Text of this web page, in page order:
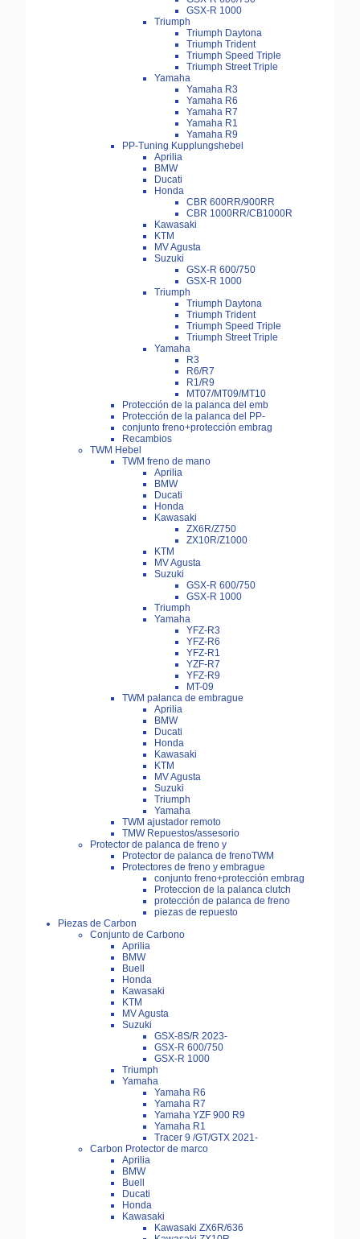
GSX-R 1000
Triumph
Triumph Daytona
Triumph Trident
Triumph Speed Triple
Triumph Street Triple
Yamaha
Yamaha R3
Yamaha R6
Yamaha R7
Yamaha R1
Yamaha R9
PP-Tuning Kupplungshebel
Aprilia
BMW
Ducati
Honda
CBR 600RR/900RR
CBR 1000RR/CB1000R
Kawasaki
KTM
MV Agusta
Suzuki
GSX-R 600/750
GSX-R 1000
Triumph
Triumph Daytona
Triumph Trident
Triumph Speed Triple
Triumph Street Triple
Yamaha
R3
R6/R7
R1/R9
MT07/MT09/MT10
Protección de la palanca del emb
Protección de la palanca del PP-
conjunto freno+protección embrag
Recambios
TWM Hebel
TWM freno de mano
Aprilia
BMW
Ducati
Honda
Kawasaki
ZX6R/Z750
ZX10R/Z1000
KTM
MV Agusta
Suzuki
GSX-R 600/750
GSX-R 1000
Triumph
Yamaha
YFZ-R3
YFZ-R6
YFZ-R1
YZF-R7
YFZ-R9
MT-09
TWM palanca de embrague
Aprilia
BMW
Ducati
Honda
Kawasaki
KTM
MV Agusta
Suzuki
Triumph
Yamaha
TWM ajustador remoto
TMW Repuestos/assesorio
Protector de palanca de freno y
Protector de palanca de frenoTWM
Protectores de freno y embrague
conjunto freno+protección embrag
Proteccion de la palanca clutch
protección de palanca de freno
piezas de repuesto
Piezas de Carbon
Conjunto de Carbono
Aprilia
BMW
Buell
Honda
Kawasaki
KTM
MV Agusta
Suzuki
GSX-8S/R 2023-
GSX-R 600/750
GSX-R 1000
Triumph
Yamaha
Yamaha R6
Yamaha R7
Yamaha YZF 900 R9
Yamaha R1
Tracer 9 /GT/GTX 2021-
Carbon Protector de marco
Aprilia
BMW
Buell
Ducati
Honda
Kawasaki
Kawasaki ZX6R/636